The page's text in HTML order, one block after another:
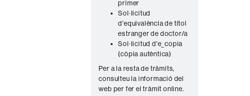
primer
Sol·licitud
d'equivalència de títol
estranger de doctor/a
Sol·licitud d'e_copia
(còpia autèntica)
Per a la resta de tràmits,
consulteu la informació del
web per fer el tràmit online.